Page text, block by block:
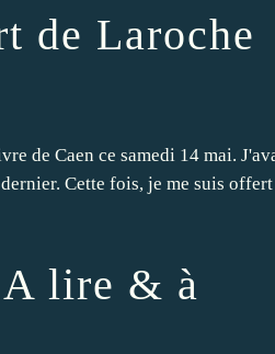
de Laroche
de Caen ce samedi 14 mai.
Cette fois, je me suis
A lire & à